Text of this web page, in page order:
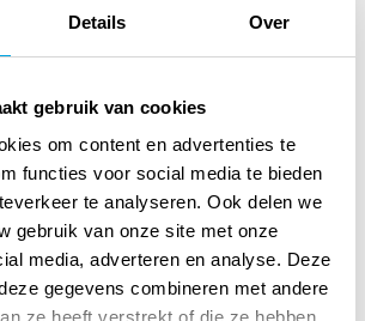
Details Over
gebruik van cookies
om content en advertenties te
functies voor social media te bieden
te analyseren. Ook delen we
gebruik van onze site met onze
media, adverteren en analyse. Deze
gegevens combineren met andere
ze heeft verstrekt of die ze hebben
serie documentaires van
Het mysterie van de Rode Zee 1
(WEET)